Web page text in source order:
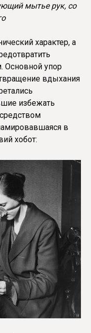
мытье рук, со
характер, а
Основной упор
вдыхания
избежать
в
хобот: